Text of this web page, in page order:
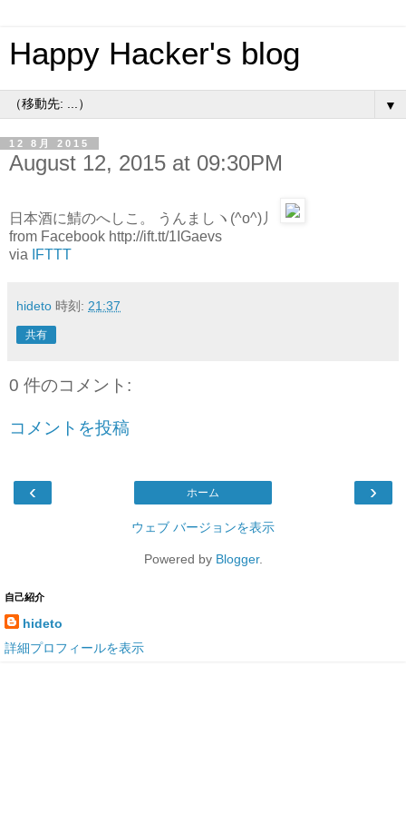
Happy Hacker's blog
▼
12 8月 2015
August 12, 2015 at 09:30PM
日本酒に鯖のへしこ。 うんましヽ(^o^)丿
from Facebook http://ift.tt/1IGaevs
via
IFTTT
hideto 時刻: 21:37
共有
0 件のコメント:
コメントを投稿
‹ ›
ホーム
ウェブ バージョンを表示
Powered by Blogger.
自己紹介
hideto
詳細プロフィールを表示